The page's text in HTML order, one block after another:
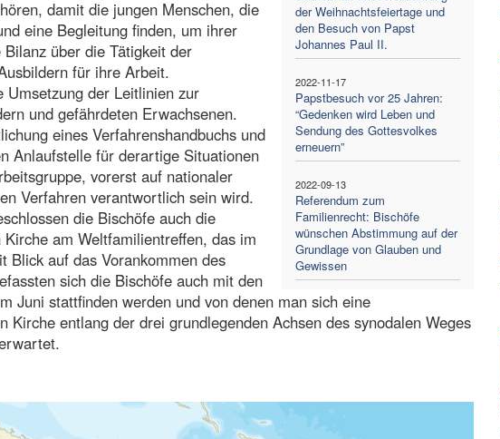
der Weihnachtsfeiertage und
den Besuch von Papst
Johannes Paul II.
2022-11-17
Papstbesuch vor 25 Jahren:
“Gedenken wird Leben und
Sendung des Gottesvolkes
erneuern”
2022-09-13
Referendum zum
Familienrecht: Bischöfe
wünschen Abstimmung auf der
Grundlage von Glauben und
Gewissen
damit die jungen Menschen, die
eine Begleitung finden, um ihrer
über die Tätigkeit der
für ihre Arbeit.
Umsetzung der Leitlinien zur
und gefährdeten Erwachsenen.
eines Verfahrenshandbuchs und
Anlaufstelle für derartige Situationen
vorerst auf nationaler
Verfahren verantwortlich sein wird.
die Bischöfe auch die
am Weltfamilientreffen, das im
Blick auf das Vorankommen des
sich die Bischöfe auch mit den
Juni stattfinden werden und von denen man sich eine
Kirche entlang der drei grundlegenden Achsen des synodalen Weges